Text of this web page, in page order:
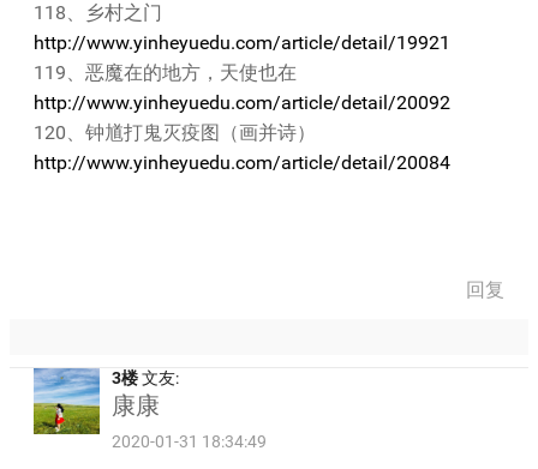
118、乡村之门
http://www.yinheyuedu.com/article/detail/19921
119、恶魔在的地方，天使也在
http://www.yinheyuedu.com/article/detail/20092
120、钟馗打鬼灭疫图（画并诗）
http://www.yinheyuedu.com/article/detail/20084
回复
3楼文友:
康康
2020-01-31 18:34:49